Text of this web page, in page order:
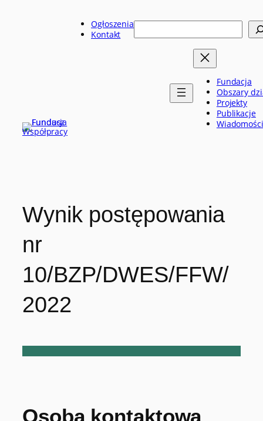
Ogłoszenia
Kontakt
Szukaj
Fundacja
Obszary
Projekty
Publikacje
Wiadomości
Wynik postępowania
nr
10/BZP/DWES/FFW/
2022
Osoba kontaktowa